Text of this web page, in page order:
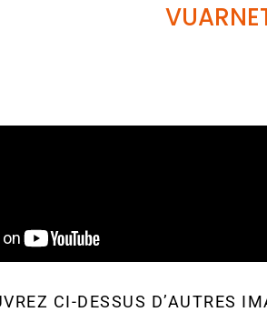
CI-DESSUS D’AUTRES